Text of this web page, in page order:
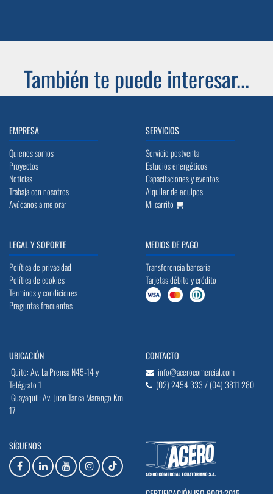
También te puede interesar...
EMPRESA
Quienes somos
Proyectos
Noticias
Trabaja con nosotros
Ayúdanos a mejorar
SERVICIOS
Servicio postventa
Estudios energéticos
Capacitaciones y eventos
Alquiler de equipos
Mi carrito
LEGAL Y SOPORTE
Política de privacidad
Política de cookies
Terminos y condiciones
Preguntas frecuentes
MEDIOS DE PAGO
Transferencia bancaria
Tarjetas débito y crédito
UBICACIÓN
Quito: Av. La Prensa N45-14 y
Telégrafo 1
Guayaquil: Av. Juan Tanca Marengo Km
17
CONTACTO
info@acerocomercial.com
(02) 2454 333 / (04) 3811 280
SÍGUENOS